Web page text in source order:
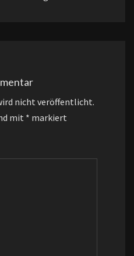
nicht veröffentlicht.
mit * markiert